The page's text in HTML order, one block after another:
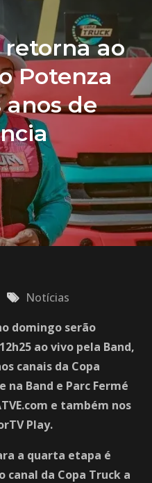
retorna ao
Potenza
anos de
Notícias
domingo serão
ao vivo pela Band,
canais da Copa
na Band e Parc Fermé
e também nos
Play.
a quarta etapa é
da Copa Truck a